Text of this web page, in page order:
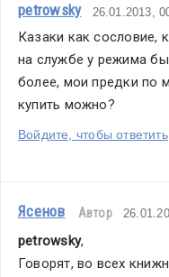
petrowsky 26.01.2013,
Казаки как сословие,
на службе у режима
более, мои предки по
купить можно?
Войдите, чтобы ответить
Ясенов Автор
petrowsky,
Говорят, во всех